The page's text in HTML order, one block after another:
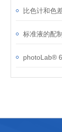
比色计和色
标准液的配制